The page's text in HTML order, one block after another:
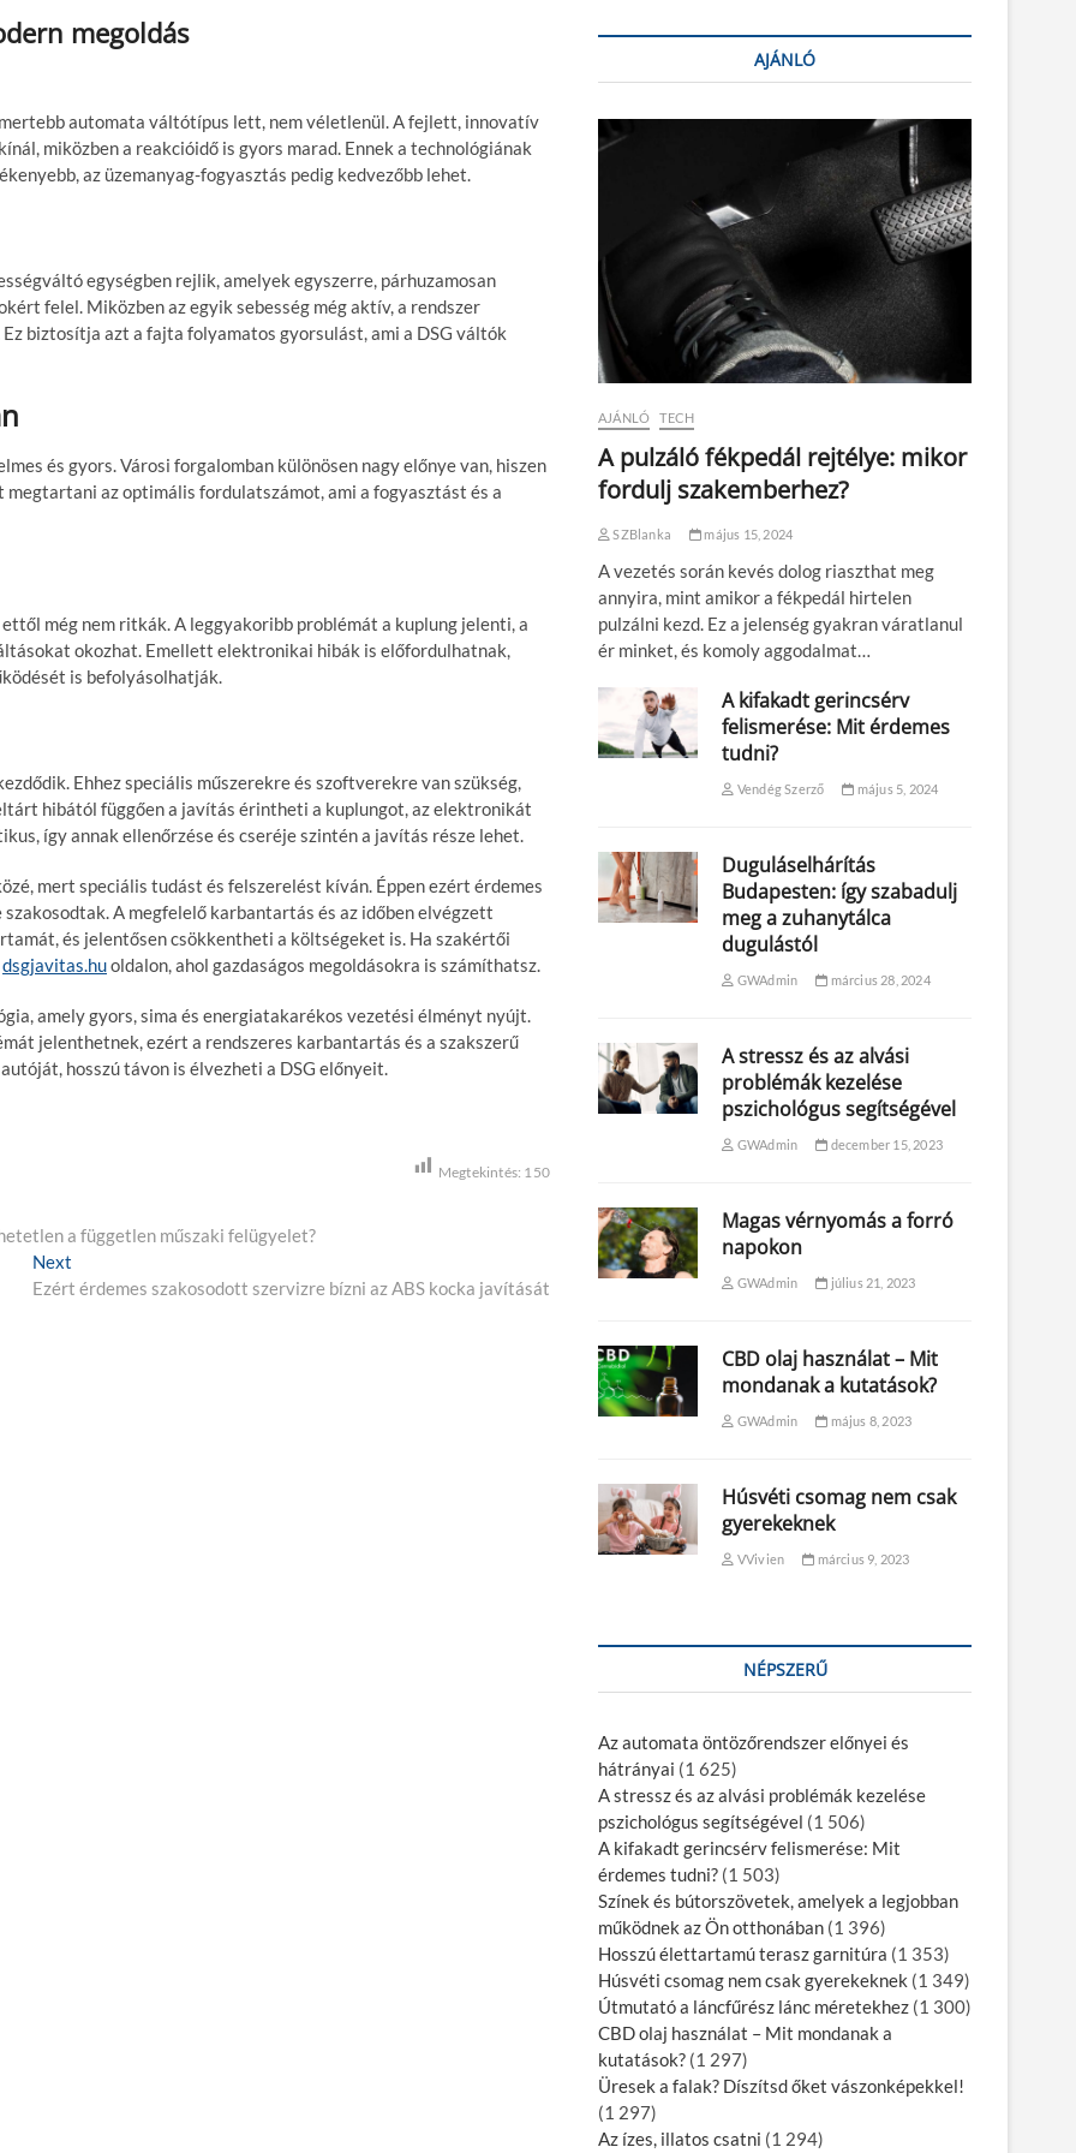
megoldás
automata váltótípus lett, nem véletlenül. A fejlett, innovatív
miközben a reakcióidő is gyors marad. Ennek a technológiának
az üzemanyag-fogyasztás pedig kedvezőbb lehet.
egységben rejlik, amelyek egyszerre, párhuzamosan
felel. Miközben az egyik sebesség még aktív, a rendszer
biztosítja azt a fajta folyamatos gyorsulást, ami a DSG váltók
és gyors. Városi forgalomban különösen nagy előnye van, hiszen
az optimális fordulatszámot, ami a fogyasztást és a
még nem ritkák. A leggyakoribb problémát a kuplung jelenti, a
okozhat. Emellett elektronikai hibák is előfordulhatnak,
is befolyásolhatják.
Ehhez speciális műszerekre és szoftverekre van szükség,
hibától függően a javítás érintheti a kuplungot, az elektronikát
így annak ellenőrzése és cseréje szintén a javítás része lehet.
mert speciális tudást és felszerelést kíván. Éppen ezért érdemes
A megfelelő karbantartás és az időben elvégzett
és jelentősen csökkentheti a költségeket is. Ha szakértői
dsgjavitas.huoldalon, ahol gazdaságos megoldásokra is számíthatsz.
amely gyors, sima és energiatakarékos vezetési élményt nyújt.
jelenthetnek, ezért a rendszeres karbantartás és a szakszerű
hosszú távon is élvezheti a DSG előnyeit.
Megtekintés: 150
a független műszaki felügyelet?
Next
e
Ezért érdemes szakosodott szervizre bízni az ABS kocka javítását
AJÁNLÓ
AJÁNLÓ TECH
A pulzáló fékpedál rejtélye: mikor
fordulj szakemberhez?
SZBlanka május 15, 2024
A vezetés során kevés dolog riaszthat meg
annyira, mint amikor a fékpedál hirtelen
pulzálni kezd. Ez a jelenség gyakran váratlanul
ér minket, és komoly aggodalmat…
A kifakadt gerincsérv
felismerése: Mit érdemes
tudni?
Vendég Szerző május 5, 2024
Duguláselhárítás
Budapesten: így szabadulj
meg a zuhanytálca
dugulástól
GWAdmin március 28, 2024
A stressz és az alvási
problémák kezelése
pszichológus segítségével
GWAdmin december 15, 2023
Magas vérnyomás a forró
napokon
GWAdmin július 21, 2023
CBD olaj használat – Mit
mondanak a kutatások?
GWAdmin május 8, 2023
Húsvéti csomag nem csak
gyerekeknek
VVivien március 9, 2023
NÉPSZERŰ
Az automata öntözőrendszer előnyei és
hátrányai (1 625)
A stressz és az alvási problémák kezelése
pszichológus segítségével (1 506)
A kifakadt gerincsérv felismerése: Mit
érdemes tudni? (1 503)
Színek és bútorszövetek, amelyek a legjobban
működnek az Ön otthonában (1 396)
Hosszú élettartamú terasz garnitúra (1 353)
Húsvéti csomag nem csak gyerekeknek (1 349)
Útmutató a láncfűrész lánc méretekhez (1 300)
CBD olaj használat – Mit mondanak a
kutatások? (1 297)
Üresek a falak? Díszítsd őket vászonképekkel!
(1 297)
Az ízes, illatos csatni (1 294)